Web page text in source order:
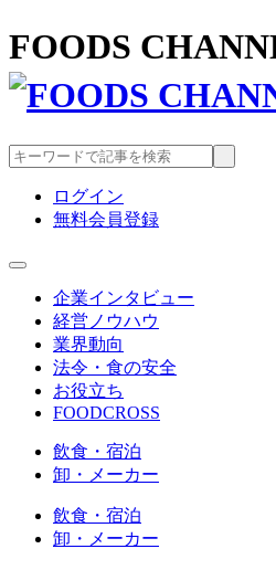
FOODS
ログイン
無料会員登録
企業インタビュー
経営ノウハウ
業界動向
法令・食の安全
お役立ち
FOODCROSS
飲食・宿泊
卸・メーカー
飲食・宿泊
卸・メーカー